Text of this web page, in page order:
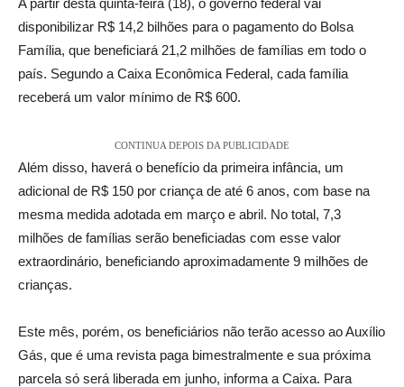
A partir desta quinta-feira (18), o governo federal vai
disponibilizar R$ 14,2 bilhões para o pagamento do Bolsa
Família, que beneficiará 21,2 milhões de famílias em todo o
país. Segundo a Caixa Econômica Federal, cada família
receberá um valor mínimo de R$ 600.
CONTINUA DEPOIS DA PUBLICIDADE
Além disso, haverá o benefício da primeira infância, um
adicional de R$ 150 por criança de até 6 anos, com base na
mesma medida adotada em março e abril. No total, 7,3
milhões de famílias serão beneficiadas com esse valor
extraordinário, beneficiando aproximadamente 9 milhões de
crianças.
Este mês, porém, os beneficiários não terão acesso ao Auxílio
Gás, que é uma revista paga bimestralmente e sua próxima
parcela só será liberada em junho, informa a Caixa. Para